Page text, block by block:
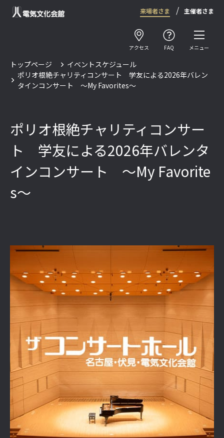
アクセス FAQ メニュー
来場者さま 主催者さま
トップページ
イベントスケジュール
ポリオ根絶チャリティコンサート 学友による2026年バレン
タインコンサート ～My Favorites～
ポリオ根絶チャリティコンサー
ト 学友による2026年バレンタ
インコンサート ～My Favorite
s～